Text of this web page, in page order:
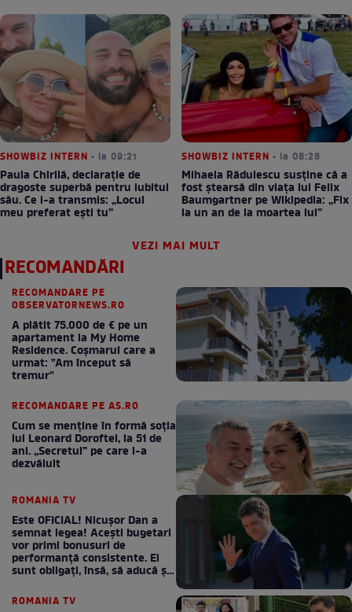
SHOWBIZ INTERN • la 09:21
Paula Chirilă, declarație de
dragoste superbă pentru iubitul
său. Ce i-a transmis: „Locul
meu preferat ești tu”
SHOWBIZ INTERN • la 08:28
Mihaela Rădulescu susține că a
fost ștearsă din viața lui Felix
Baumgartner pe Wikipedia: „Fix
la un an de la moartea lui”
VEZI MAI MULT
RECOMANDĂRI
RECOMANDARE PE
OBSERVATORNEWS.RO
A plătit 75.000 de € pe un
apartament la My Home
Residence. Coşmarul care a
urmat: "Am început să
tremur"
RECOMANDARE PE AS.RO
Cum se menţine în formă soţia
lui Leonard Doroftei, la 51 de
ani. „Secretul” pe care l-a
dezvăluit
ROMANIA TV
Este OFICIAL! Nicușor Dan a
semnat legea! Acești bugetari
vor primi bonusuri de
performanță consistente. Ei
sunt obligați, însă, să aducă și
ROMANIA TV